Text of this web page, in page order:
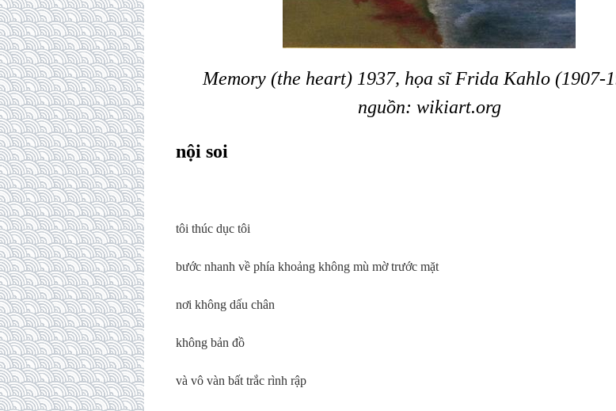
Memory (the heart) 1937, họa sĩ Frida Kahlo (1907-
nguồn: wikiart.org
nội soi
tôi thúc dục tôi
bước nhanh về phía khoảng không mù mờ trước mặt
nơi không dấu chân
không bản đồ
và vô vàn bất trắc rình rập